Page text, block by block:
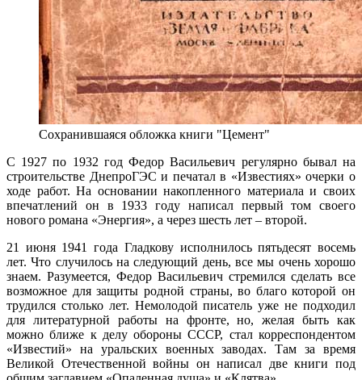
Сохранившаяся обложка книги "Цемент"
С 1927 по 1932 год Федор Васильевич регулярно бывал на
строительстве ДнепроГЭС и печатал в «Известиях» очерки о
ходе работ. На основании накопленного материала и своих
впечатлений он в 1933 году написал первый том своего
нового романа «Энергия», а через шесть лет – второй.
21 июня 1941 года Гладкову исполнилось пятьдесят восемь
лет. Что случилось на следующий день, все мы очень хорошо
знаем. Разумеется, Федор Васильевич стремился сделать все
возможное для защиты родной страны, во благо которой он
трудился столько лет. Немолодой писатель уже не подходил
для литературной работы на фронте, но, желая быть как
можно ближе к делу обороны СССР, стал корреспондентом
«Известий» на уральских военных заводах. Там за время
Великой Отечественной войны он написал две книги под